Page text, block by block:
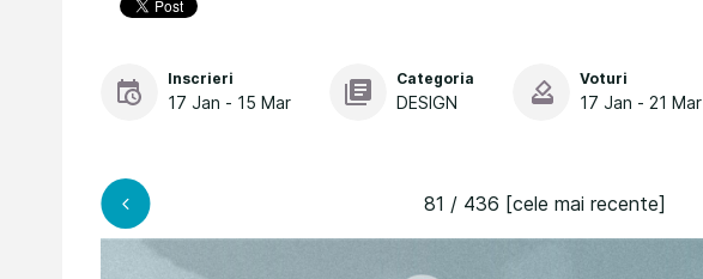
Inscrieri
17 Jan - 15 Mar
Categoria
DESIGN
Voturi
17 Jan - 21 Mar
81 / 436 [cele mai recente]